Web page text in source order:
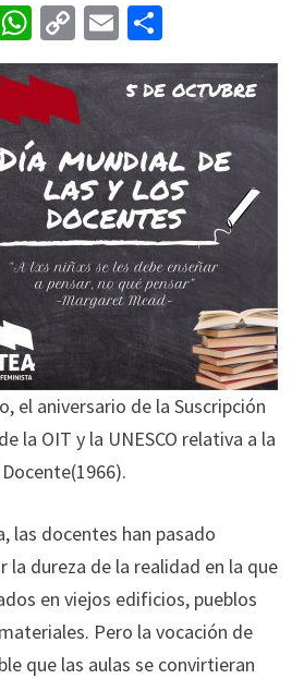
W
h
at
sA
p
p
C
o
p
y
Li
n
k
E
m
ai
C
o
m
ar
tir
el aniversario de la Suscripción
la OIT y la UNESCO relativa a la
las docentes han pasado
dureza de la realidad en la que
en viejos edificios, pueblos
Pero la vocación de
que las aulas se convirtieran